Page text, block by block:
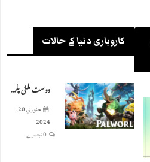
کاروباری دنیا کے حالات
دوست ملٹی پلیئر کے ذریعے آپ کے پالورلڈ ایڈونچر میں کیسے شامل ہو سکتے ہیں؟
جنوري 20,
2024
0 تبصرے